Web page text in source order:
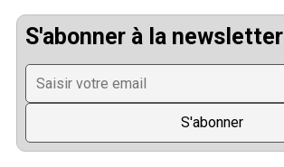
S'abonner à la newsletter